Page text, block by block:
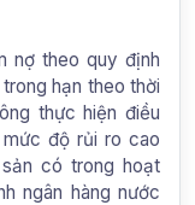
nợ theo quy định
hạn theo thời
thực hiện điều
độ rủi ro cao
có trong hoạt
ngân hàng nước